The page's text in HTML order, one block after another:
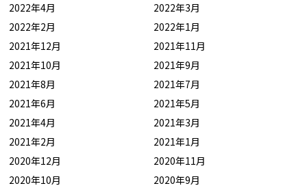
2022年4月
2022年3月
2022年2月
2022年1月
2021年12月
2021年11月
2021年10月
2021年9月
2021年8月
2021年7月
2021年6月
2021年5月
2021年4月
2021年3月
2021年2月
2021年1月
2020年12月
2020年11月
2020年10月
2020年9月